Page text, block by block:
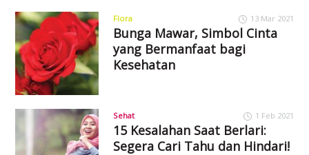
Flora 13 Mar 2021
Bunga Mawar, Simbol Cinta
yang Bermanfaat bagi
Kesehatan
Sehat 1 Feb 2021
15 Kesalahan Saat Berlari:
Segera Cari Tahu dan Hindari!